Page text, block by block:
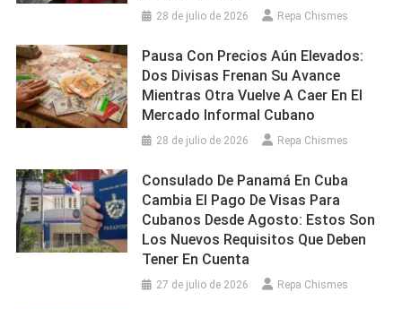
28 de julio de 2026 Repa Chismes
Pausa Con Precios Aún Elevados:
Dos Divisas Frenan Su Avance
Mientras Otra Vuelve A Caer En El
Mercado Informal Cubano
28 de julio de 2026 Repa Chismes
Consulado De Panamá En Cuba
Cambia El Pago De Visas Para
Cubanos Desde Agosto: Estos Son
Los Nuevos Requisitos Que Deben
Tener En Cuenta
27 de julio de 2026 Repa Chismes